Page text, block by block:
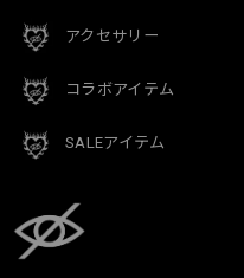
アクセサリー
コラボアイテム
SALEアイテム